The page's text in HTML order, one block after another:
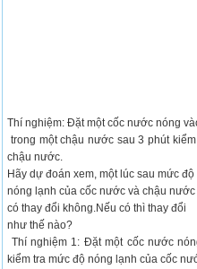
Thí nghiệm: Đặt một cốc nước nóng
trong một chậu nước sau 3 phút
chậu nước.
Hãy dự đoán xem, một lúc sau mức độ
nóng lạnh của cốc nước và chậu nước
có thay đổi không.Nếu có thì thay đổi
như thế nào?
Thí nghiệm 1: Đặt một cốc nước
kiểm tra mức độ nóng lạnh của cốc